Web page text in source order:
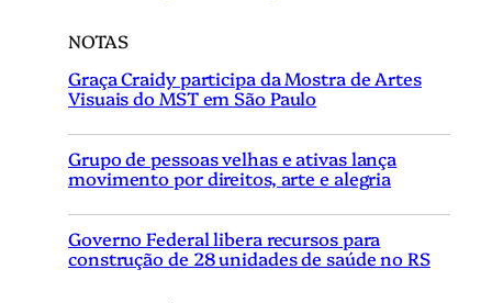
NOTAS
Graça Craidy participa da Mostra de Artes
Visuais do MST em São Paulo
Grupo de pessoas velhas e ativas lança
movimento por direitos, arte e alegria
Governo Federal libera recursos para
construção de 28 unidades de saúde no RS